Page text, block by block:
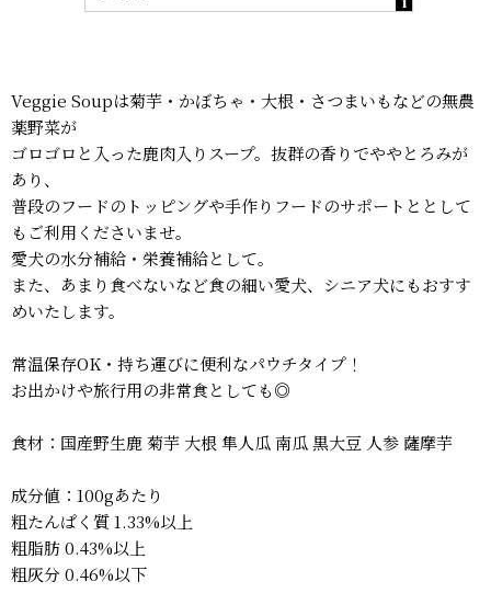
Veggie Soupは菊芋・かぼちゃ・大根・さつまいもなどの無農
薬野菜が
ゴロゴロと入った鹿肉入りスープ。抜群の香りでややとろみが
あり、
普段のフードのトッピングや手作りフードのサポートととして
もご利用くださいませ。
愛犬の水分補給・栄養補給として。
また、あまり食べないなど食の細い愛犬、シニア犬にもおすす
めいたします。
常温保存OK・持ち運びに便利なパウチタイプ！
お出かけや旅行用の非常食としても◎
食材：国産野生鹿 菊芋 大根 隼人瓜 南瓜 黒大豆 人参 薩摩芋
成分値：100gあたり
粗たんぱく質 1.33%以上
粗脂肪 0.43%以上
粗灰分 0.46%以下